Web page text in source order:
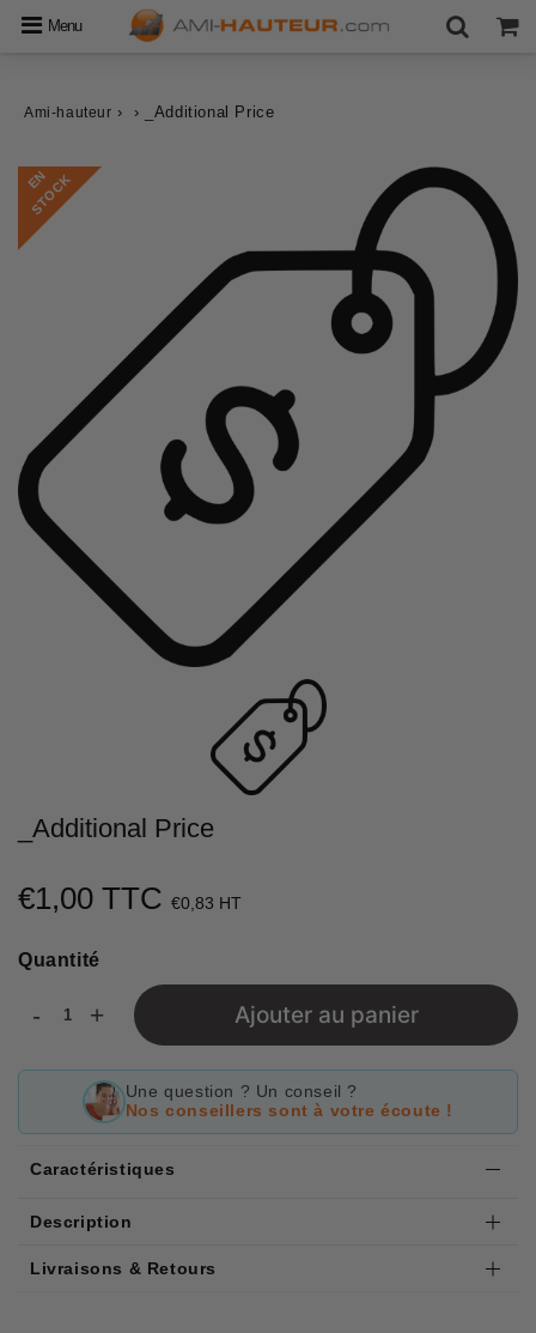
Menu
Ami-hauteur › › _Additional Price
E
N
S
T
O
C
K
_Additional Price
€1,00 TTC €0,83 HT
price
Quantité
- + Ajouter au panier
Une question ? Un conseil ?
Nos conseillers sont à votre écoute !
Caractéristiques
Description
Livraisons & Retours